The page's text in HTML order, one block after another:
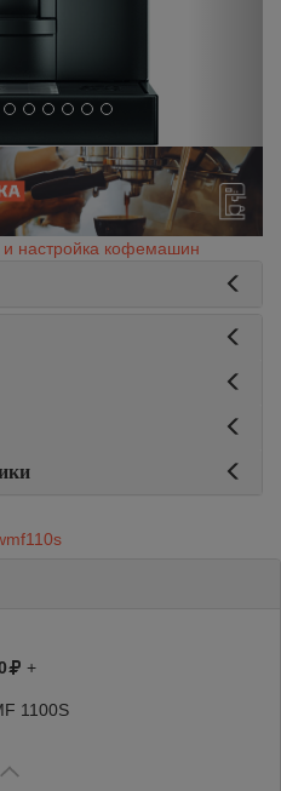
настройка кофемашин
+
1100S